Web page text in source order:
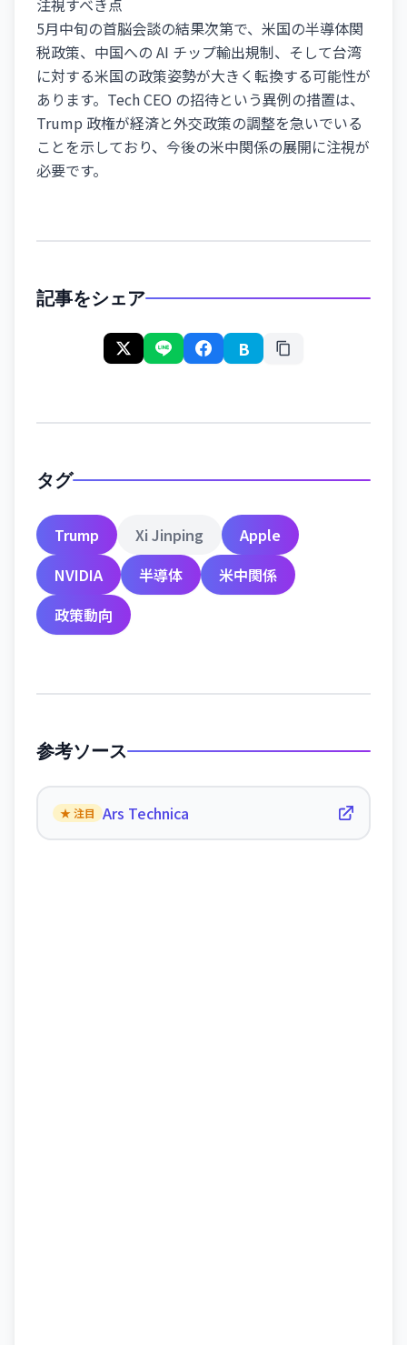
5月中旬の首脳会談の結果次第で、米国の半導体関
税政策、中国への AI チップ輸出規制、そして台湾
に対する米国の政策姿勢が大きく転換する可能性が
あります。Tech CEO の招待という異例の措置は、
Trump 政権が経済と外交政策の調整を急いでいる
ことを示しており、今後の米中関係の展開に注視が
必要です。
記事をシェア
B
タグ
Trump Xi Jinping
Apple
NVIDIA
半導体
米中関係
政策動向
参考ソース
★ 注目 Ars Technica